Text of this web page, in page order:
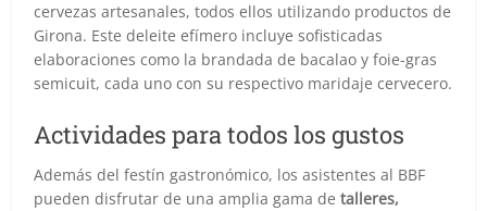
cervezas artesanales, todos ellos utilizando productos de
Girona. Este deleite efímero incluye sofisticadas
elaboraciones como la brandada de bacalao y foie-gras
semicuit, cada uno con su respectivo maridaje cervecero.
Actividades para todos los gustos
Además del festín gastronómico, los asistentes al BBF
pueden disfrutar de una amplia gama detalleres,